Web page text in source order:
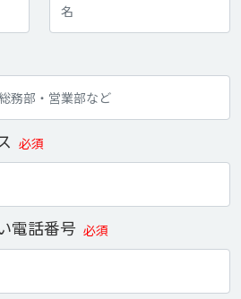
必須
電話番号 必須